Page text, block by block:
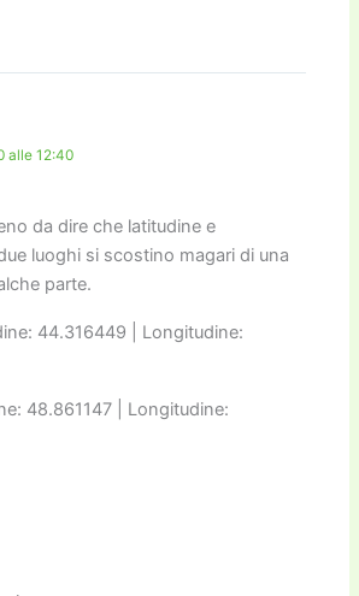
alle 12:40
da dire che latitudine e
luoghi si scostino magari di una
parte.
44.316449 | Longitudine:
48.861147 | Longitudine: